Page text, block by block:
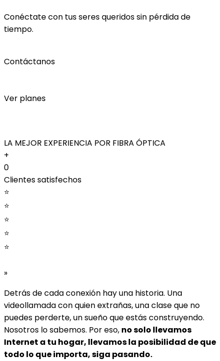
Conéctate con tus seres queridos sin pérdida de
tiempo.
Contáctanos
Ver planes
LA MEJOR EXPERIENCIA POR FIBRA ÓPTICA
+
0
Clientes satisfechos
⭐
⭐
⭐
⭐
⭐
»
Detrás de cada conexión hay una historia. Una
videollamada con quien extrañas, una clase que no
puedes perderte, un sueño que estás construyendo.
Nosotros lo sabemos. Por eso, no solo llevamos
Internet a tu hogar, llevamos la posibilidad de que
todo lo que importa, siga pasando.